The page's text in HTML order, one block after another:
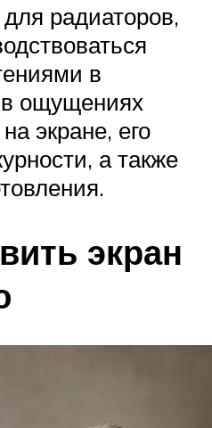
радиаторов,
в
ощущениях
экране, его
а также
экран